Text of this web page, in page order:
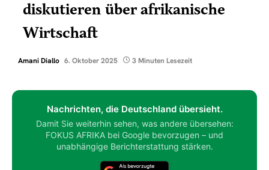
diskutieren über afrikanische
Wirtschaft
Amani Diallo 6. Oktober 2025 3 Minuten Lesezeit
Nachrichten, die Deutschland übersieht.
Damit Sie weiterhin sehen, was andere übersehen:
FOKUS AFRIKA bei Google bevorzugen – und
unabhängige Berichterstattung stärken.